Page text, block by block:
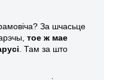
За шчасьце
тое ж мае
. Там за што